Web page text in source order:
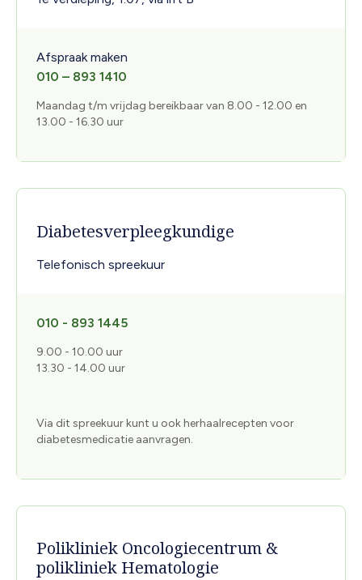
Afspraak maken
010 – 893 1410
Maandag t/m vrijdag bereikbaar van 8.00 - 12.00 en
13.00 - 16.30 uur
Diabetesverpleegkundige
Telefonisch spreekuur
010 - 893 1445
9.00 - 10.00 uur
13.30 - 14.00 uur
Via dit spreekuur kunt u ook herhaalrecepten voor
diabetesmedicatie aanvragen.
Polikliniek Oncologiecentrum &
polikliniek Hematologie